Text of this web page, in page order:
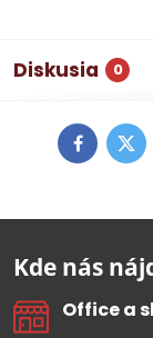
Diskusia 0
Facebook
Kde nás
Office a